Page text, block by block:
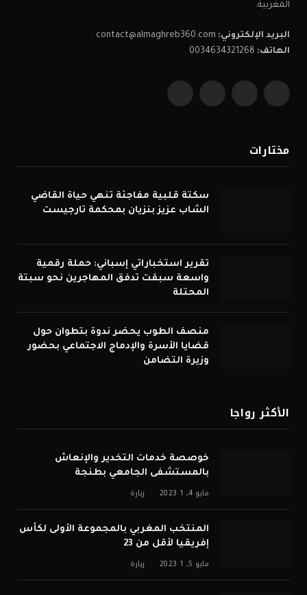
المغربية.
البريد الإلكتروني:
الهاتف:
فيسبوك الانستغراميوتيوب
مختارات
سكتة قلبية مفاجئة تنهي حياة القاضي
الشاب عزيز بنزيان بمحكمة تارجيست
تقرير استخباراتي إسباني: حملة رقمية
واسعة سبقت تدفق المهاجرين نحو سبتة
المحتلة
منصف الطوب يحضر ندوة بتطوان حول
قضايا الأسرة والإدماج الاجتماعي بحضور
وزيرة التضامن
الأكثر رواجا
خوصصة خدمات التخدير والإنعاش
بالمستشفى الجامعي بطنجة
مايو 4, 2023 1 زيارة
المنتخب المغربي بالمجموعة الأولى لكأس
إفريقيا لأقل من 23
مايو 5, 2023 1 زيارة